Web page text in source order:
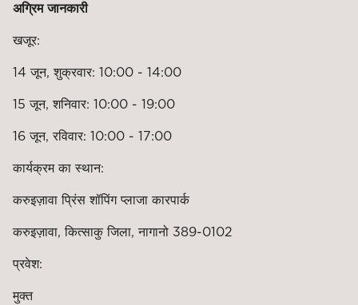
अग्रिम जानकारी
खजूर:
14 जून, शुक्रवार: 10:00 - 14:00
15 जून, शनिवार: 10:00 - 19:00
16 जून, रविवार: 10:00 - 17:00
कार्यक्रम का स्थान:
करुइज़ावा प्रिंस शॉपिंग प्लाजा कारपार्क
करुइज़ावा, कित्साकु जिला, नागानो 389-0102
प्रवेश:
मुक्त